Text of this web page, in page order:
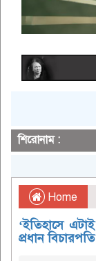
শিরোনাম :
Home
‘ইতিহাসে
প্রধান বিচারপতি